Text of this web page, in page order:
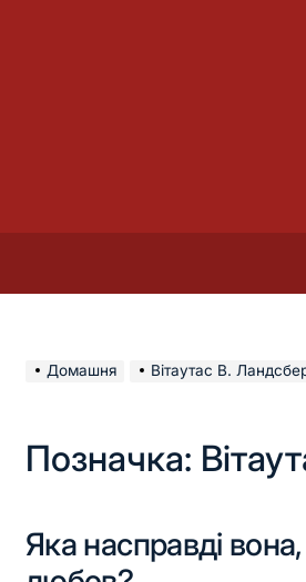
Домашня Вітаутас В.
Позначка:
Яка насправді